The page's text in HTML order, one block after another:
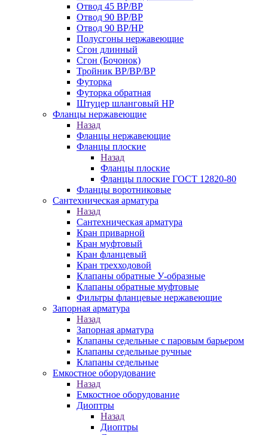
Отвод 45 ВР/ВР
Отвод 90 ВР/ВР
Отвод 90 ВР/НР
Полусгоны нержавеющие
Сгон длинный
Сгон (Бочонок)
Тройник ВР/ВР/ВР
Футорка
Футорка обратная
Штуцер шланговый НР
Фланцы нержавеющие
Назад
Фланцы нержавеющие
Фланцы плоские
Назад
Фланцы плоские
Фланцы плоские ГОСТ 12820-80
Фланцы воротниковые
Сантехническая арматура
Назад
Сантехническая арматура
Кран приварной
Кран муфтовый
Кран фланцевый
Кран трехходовой
Клапаны обратные У-образные
Клапаны обратные муфтовые
Фильтры фланцевые нержавеющие
Запорная арматура
Назад
Запорная арматура
Клапаны седельные с паровым барьером
Клапаны седельные ручные
Клапаны седельные
Емкостное оборудование
Назад
Емкостное оборудование
Диоптры
Назад
Диоптры